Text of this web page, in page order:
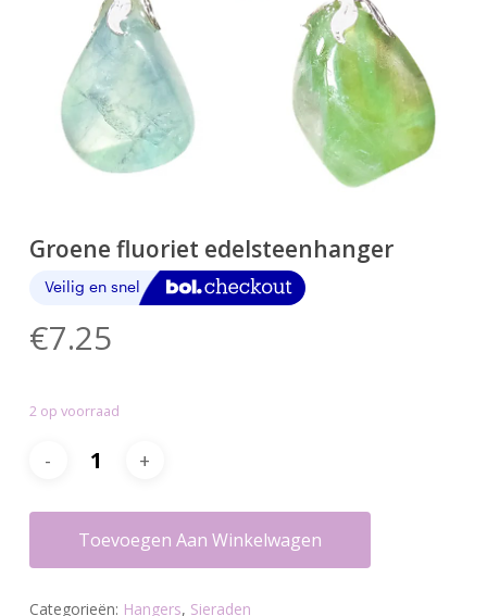
Groene fluoriet edelsteenhanger
€7.25
2 op voorraad
Toevoegen Aan Winkelwagen
Categorieën: Hangers, Sieraden